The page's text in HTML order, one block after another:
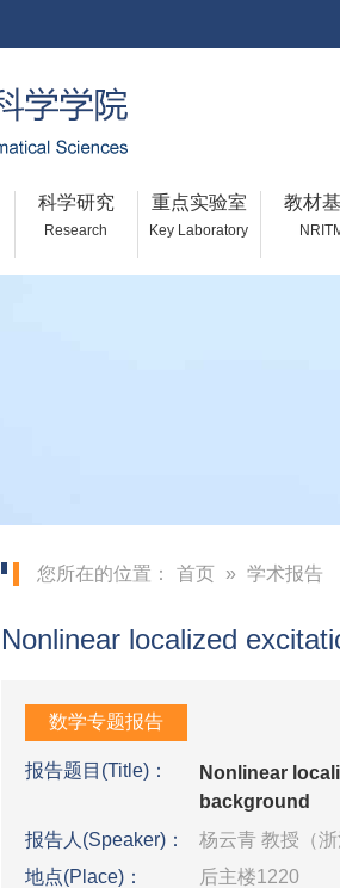
科学研究
Research
重点实验室
Key Laboratory
教材
您所在的位置： 首页 » 学术报告
Nonlinear localized
数学专题报告
报告题目(Title)：
Nonlinear
background
报告人(Speaker)：
杨云青 教授（浙
地点(Place)：
后主楼1220